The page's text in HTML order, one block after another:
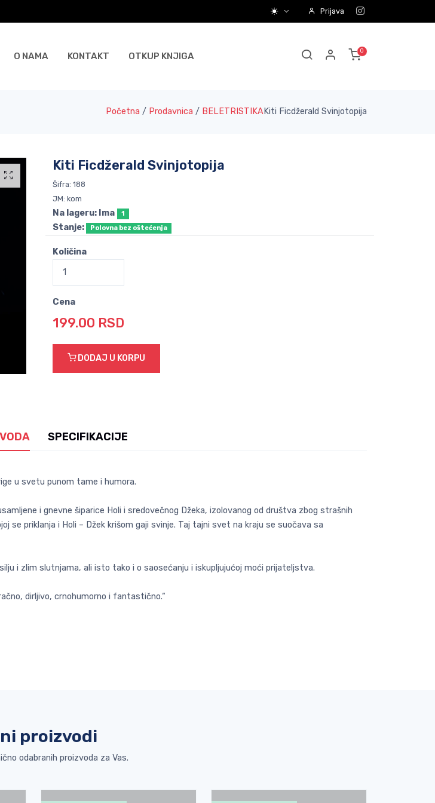
Prijava
O NAMA KONTAKT OTKUP KNJIGA
Početna / Prodavnica / BELETRISTIKAKiti Ficdžerald Svinjotopija
Kiti Ficdžerald Svinjotopija
Šifra: 188
JM: kom
Na lageru: Ima 1
Stanje: Polovna bez oštećenja
Količina
Cena
199.00 RSD
DODAJ U KORPU
SPECIFIKACIJE
u svetu punom tame i humora.
i gnevne šiparice Holi i sredovečnog Džeka, izolovanog od društva zbog strašnih
se priklanja i Holi – Džek krišom gaji svinje. Taj tajni svet na kraju se suočava sa
i zlim slutnjama, ali isto tako i o saosećanju i iskupljujućoj moći prijateljstva.
dirljivo, crnohumorno i fantastično.“
proizvodi
odabranih proizvoda za Vas.